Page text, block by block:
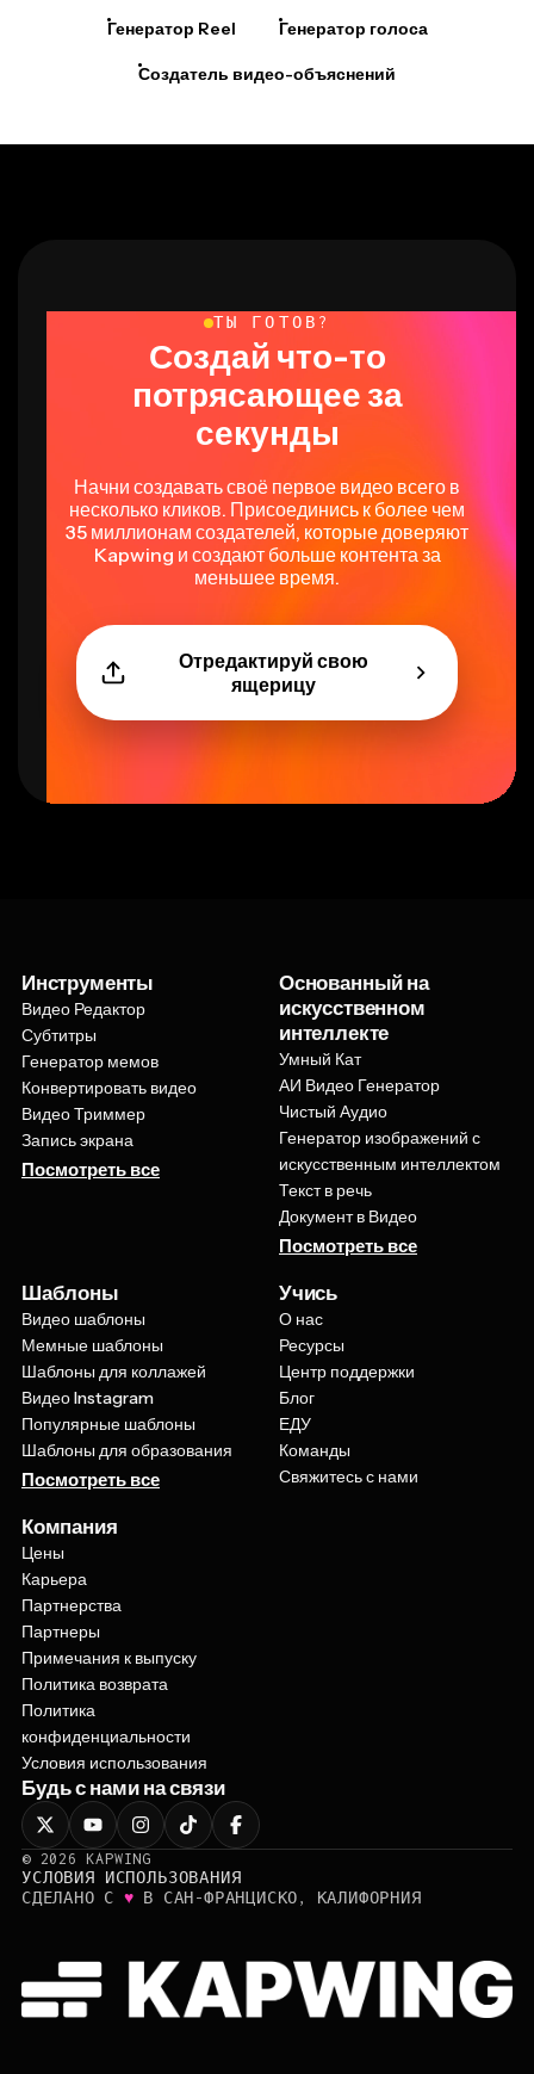
Генератор Reel Генератор голоса
Создатель видео-объяснений
ТЫ ГОТОВ?
Создай что-то
потрясающее за
секунды
Начни создавать своё первое видео всего в
несколько кликов. Присоединись к более чем
35 миллионам создателей, которые доверяют
Kapwing и создают больше контента за
меньшее время.
Отредактируй свою
ящерицу
Инструменты
Видео Редактор
Субтитры
Генератор мемов
Конвертировать видео
Видео Триммер
Запись экрана
Посмотреть все
Основанный на
искусственном
интеллекте
Умный Кат
АИ Видео Генератор
Чистый Аудио
Генератор изображений с
искусственным интеллектом
Текст в речь
Документ в Видео
Посмотреть все
Шаблоны
Видео шаблоны
Мемные шаблоны
Шаблоны для коллажей
Видео Instagram
Популярные шаблоны
Шаблоны для образования
Посмотреть все
Учись
О нас
Ресурсы
Центр поддержки
Блог
ЕДУ
Команды
Свяжитесь с нами
Компания
Цены
Карьера
Партнерства
Партнеры
Примечания к выпуску
Политика возврата
Политика
конфиденциальности
Условия использования
Будь с нами на связи
© 2026
KAPWING
УСЛОВИЯ ИСПОЛЬЗОВАНИЯ
СДЕЛАНО С ♥ В САН-ФРАНЦИСКО, КАЛИФОРНИЯ